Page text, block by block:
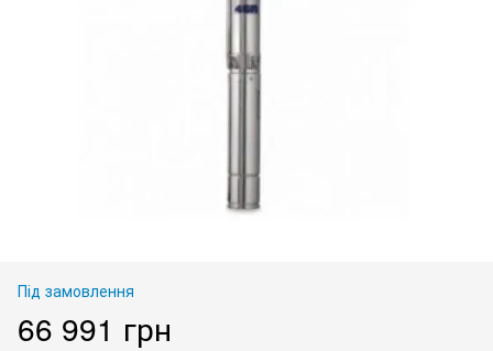
Під замовлення
66 991 грн